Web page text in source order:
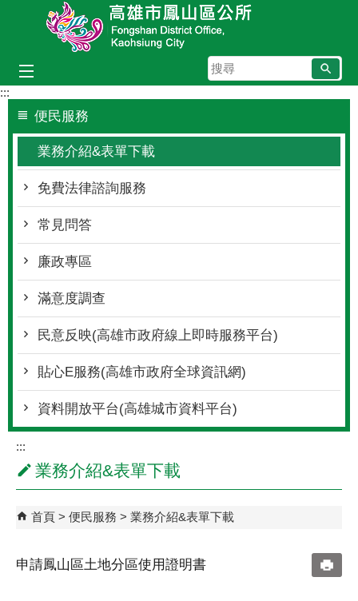
跳到主要內容區塊
搜
尋
:::
便民服務
業務介紹&表單下載
免費法律諮詢服務
常見問答
廉政專區
滿意度調查
民意反映(高雄市政府線上即時服務平台)
貼心E服務(高雄市政府全球資訊網)
資料開放平台(高雄城市資料平台)
:::
業務介紹&表單下載
首頁 便民服務 業務介紹&表單下載
申請鳳山區土地分區使用證明書